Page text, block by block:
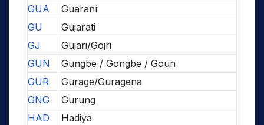
GUA
Guaraní
GU
Gujarati
GJ
Gujari/Gojri
GUN
Gungbe / Gongbe / Goun
GUR
Gurage/Guragena
GNG
Gurung
HAD
Hadiya